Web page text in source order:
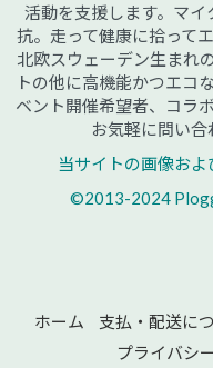
活動を支援します。マ
抗。走って健康に拾って
北欧スウェーデン生まれ
トの他に高機能かつエコ
ベント開催希望者、コラ
お気軽に問い合
当サイトの画像およ
©2013-2024
ホーム 支払・配送に
プライバシ